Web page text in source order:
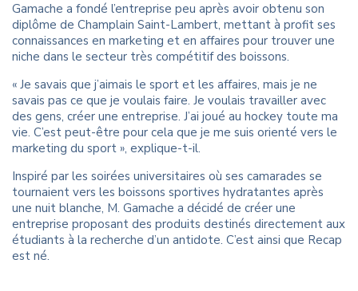
Gamache a fondé l’entreprise peu après avoir obtenu son
diplôme de Champlain Saint-Lambert, mettant à profit ses
connaissances en marketing et en affaires pour trouver une
niche dans le secteur très compétitif des boissons.
« Je savais que j’aimais le sport et les affaires, mais je ne
savais pas ce que je voulais faire. Je voulais travailler avec
des gens, créer une entreprise. J’ai joué au hockey toute ma
vie. C’est peut-être pour cela que je me suis orienté vers le
marketing du sport », explique-t-il.
Inspiré par les soirées universitaires où ses camarades se
tournaient vers les boissons sportives hydratantes après
une nuit blanche, M. Gamache a décidé de créer une
entreprise proposant des produits destinés directement aux
étudiants à la recherche d’un antidote. C’est ainsi que Recap
est né.